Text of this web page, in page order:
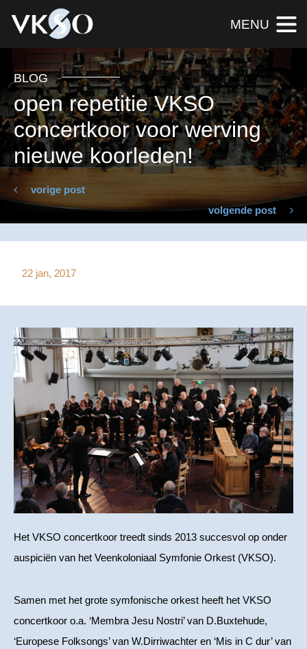
MENU
BLOG
open repetitie VKSO
concertkoor voor werving
nieuwe koorleden!
vorige post
volgende post
22 jan, 2017
Het VKSO concertkoor treedt sinds 2013 succesvol op onder
auspiciën van het Veenkoloniaal Symfonie Orkest (VKSO).
Samen met het grote symfonische orkest heeft het VKSO
concertkoor o.a. ‘Membra Jesu Nostri’ van D.Buxtehude,
‘Europese Folksongs’ van W.Dirriwachter en ‘Mis in C dur’ van